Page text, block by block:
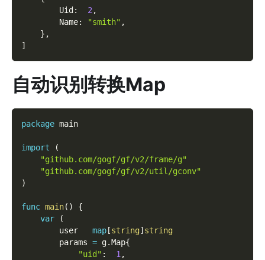
        Uid
: 2 ,
        Name
: "smith" ,
} ,
]
自动识别转换Map
package main
import
(
"github.com/gogf/gf/v2/frame/g"
"github.com/gogf/gf/v2/util/gconv"
)
func main( )
{
var
(
        user
map [string] string
        params
= g.Map{
"uid" : 1 ,